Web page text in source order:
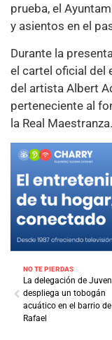
prueba, el
y asientos en el
Durante la
el cartel oficial del
del artista Albert
perteneciente al
la Real Maestranza.
NO TE PIERDAS
La delegación de
despliega un tobogán
acuático en el barrio de
Rafael